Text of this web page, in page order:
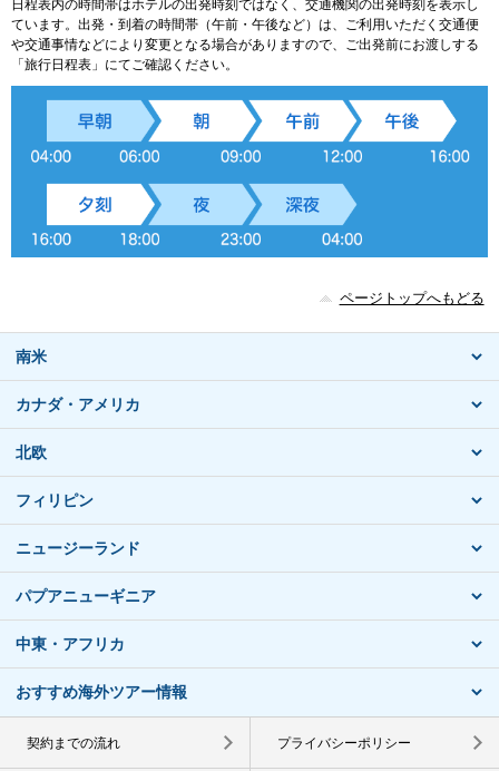
日程表内の時間帯はホテルの出発時刻ではなく、交通機関の出発時刻を表示し
ています。出発・到着の時間帯（午前・午後など）は、ご利用いただく交通便
や交通事情などにより変更となる場合がありますので、ご出発前にお渡しする
「旅行日程表」にてご確認ください。
ページトップへもどる
南米
カナダ・アメリカ
北欧
フィリピン
ニュージーランド
パプアニューギニア
中東・アフリカ
おすすめ海外ツアー情報
契約までの流れ プライバシーポリシー